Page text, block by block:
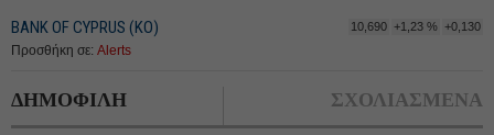
BANK OF CYPRUS (ΚΟ) 10,690 +1,23 % +0,130
Προσθήκη σε: Alerts
ΔΗΜΟΦΙΛΗ ΣΧΟΛΙΑΣΜΕΝΑ